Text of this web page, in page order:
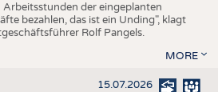
Arbeitsstunden der eingeplanten
bezahlen, das ist ein Unding", klagt
Rolf Pangels.
MORE
15.07.2026